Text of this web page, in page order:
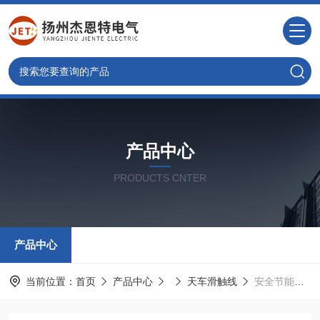
产品中心
PRODUCTS CNTER
产品中心
当前位置： 首页 产品中心 天车滑触线 安全节能桥梁架